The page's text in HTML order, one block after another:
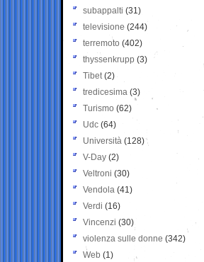
subappalti (31)
televisione(244)
terremoto (402)
thyssenkrupp (3)
Tibet(2)
tredicesima (3)
Turismo (62)
Udc (64)
Università (128)
V-Day (2)
Veltroni (30)
Vendola (41)
Verdi (16)
Vincenzi (30)
violenza sulle donne (342)
Web (1)